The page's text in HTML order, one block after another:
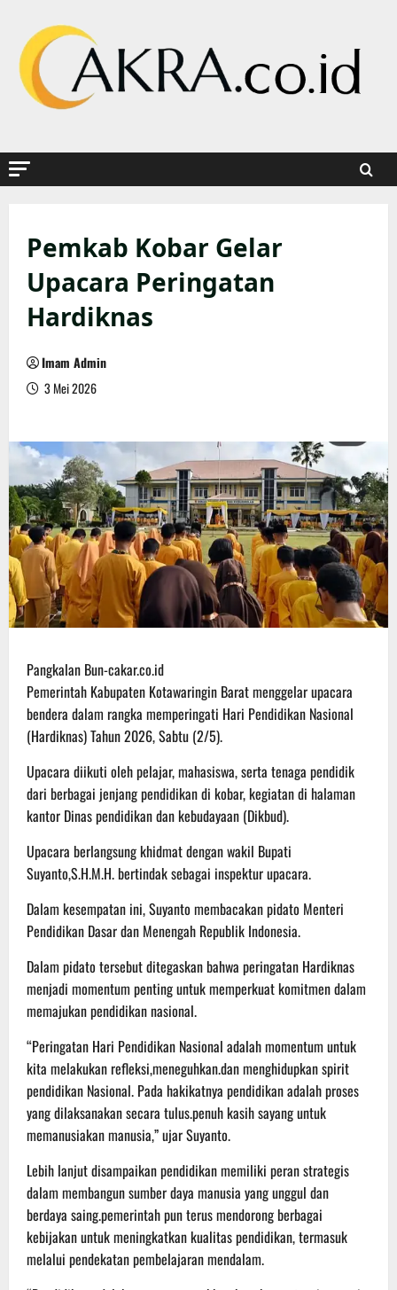
content
Pemkab Kobar Gelar
Upacara Peringatan
Hardiknas
Imam Admin
3 Mei 2026
Pangkalan Bun-cakar.co.id
Pemerintah Kabupaten Kotawaringin Barat menggelar upacara
bendera dalam rangka memperingati Hari Pendidikan Nasional
(Hardiknas) Tahun 2026, Sabtu (2/5).
Upacara diikuti oleh pelajar, mahasiswa, serta tenaga pendidik
dari berbagai jenjang pendidikan di kobar, kegiatan di halaman
kantor Dinas pendidikan dan kebudayaan (Dikbud).
Upacara berlangsung khidmat dengan wakil Bupati
Suyanto,S.H.M.H. bertindak sebagai inspektur upacara.
Dalam kesempatan ini, Suyanto membacakan pidato Menteri
Pendidikan Dasar dan Menengah Republik Indonesia.
Dalam pidato tersebut ditegaskan bahwa peringatan Hardiknas
menjadi momentum penting untuk memperkuat komitmen dalam
memajukan pendidikan nasional.
“Peringatan Hari Pendidikan Nasional adalah momentum untuk
kita melakukan refleksi,meneguhkan.dan menghidupkan spirit
pendidikan Nasional. Pada hakikatnya pendidikan adalah proses
yang dilaksanakan secara tulus.penuh kasih sayang untuk
memanusiakan manusia,” ujar Suyanto.
Lebih lanjut disampaikan pendidikan memiliki peran strategis
dalam membangun sumber daya manusia yang unggul dan
berdaya saing.pemerintah pun terus mendorong berbagai
kebijakan untuk meningkatkan kualitas pendidikan, termasuk
melalui pendekatan pembelajaran mendalam.